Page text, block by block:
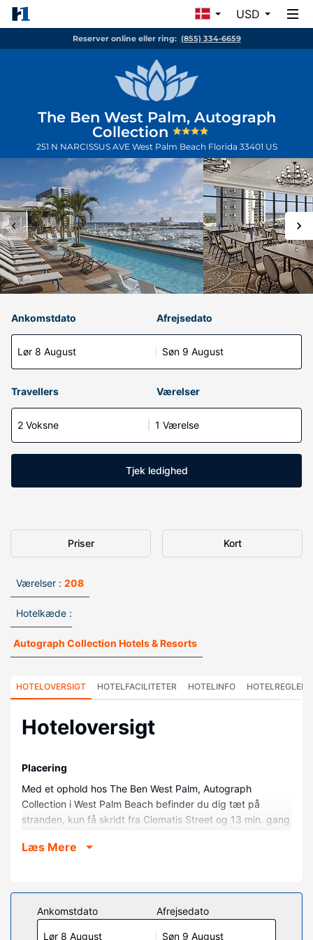
USD
Reserver online eller ring: (855) 334-6659
The Ben West Palm, Autograph
Collection
251 N NARCISSUS AVE West Palm Beach Florida 33401 US
Ankomstdato
Lør 8 August
Afrejsedato
Søn 9 August
Travellers Værelser
2 Voksne 1 Værelse
Tjek ledighed
Priser Kort
Værelser : 208
Hotelkæde :
Autograph Collection Hotels & Resorts
HOTELOVERSIGT HOTELFACILITETER HOTELINFO HOTELREGLER
Hoteloversigt
Placering
Med et ophold hos The Ben West Palm, Autograph
Collection i West Palm Beach befinder du dig tæt på
stranden, kun få skridt fra Clematis Street og 13 min. gang
County Convention Center og 2,5 km fra Worth Avenue
Føl dig hjemme i et af de 208 værelser med individuelt
design, der desuden har minibar og smart-tv. Med gratis
Læs Mere
Ankomstdato
Lør 8 August
Afrejsedato
Søn 9 August